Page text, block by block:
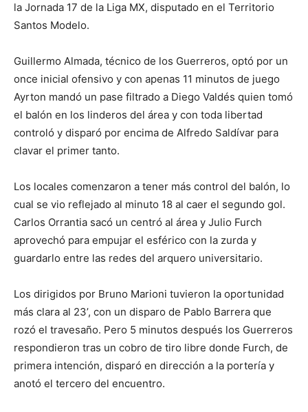
la Jornada 17 de la Liga MX, disputado en el Territorio
Santos Modelo.
Guillermo Almada, técnico de los Guerreros, optó por un
once inicial ofensivo y con apenas 11 minutos de juego
Ayrton mandó un pase filtrado a Diego Valdés quien tomó
el balón en los linderos del área y con toda libertad
controló y disparó por encima de Alfredo Saldívar para
clavar el primer tanto.
Los locales comenzaron a tener más control del balón, lo
cual se vio reflejado al minuto 18 al caer el segundo gol.
Carlos Orrantia sacó un centró al área y Julio Furch
aprovechó para empujar el esférico con la zurda y
guardarlo entre las redes del arquero universitario.
Los dirigidos por Bruno Marioni tuvieron la oportunidad
más clara al 23’, con un disparo de Pablo Barrera que
rozó el travesaño. Pero 5 minutos después los Guerreros
respondieron tras un cobro de tiro libre donde Furch, de
primera intención, disparó en dirección a la portería y
anotó el tercero del encuentro.